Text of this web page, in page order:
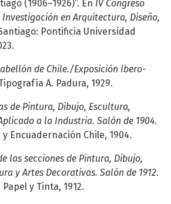
(1906–1926)”. En IV Congreso
en Arquitectura, Diseño,
Pontificia Universidad
de Chile./Exposición Ibero-
A. Padura, 1929.
de Pintura, Dibujo, Escultura,
a la Industria. Salón de 1904.
Encuadernación Chile, 1904.
las secciones de Pintura, Dibujo,
y Artes Decorativas. Salón de 1912.
y Tinta, 1912.